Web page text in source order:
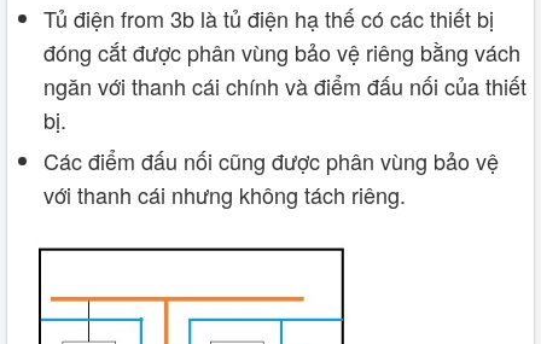
Tủ điện from 3b là tủ điện hạ thế có các thiết bị
đóng cắt được phân vùng bảo vệ riêng bằng vách
ngăn với thanh cái chính và điểm đấu nối của thiết
bị.
Các điểm đấu nối cũng được phân vùng bảo vệ
với thanh cái nhưng không tách riêng.